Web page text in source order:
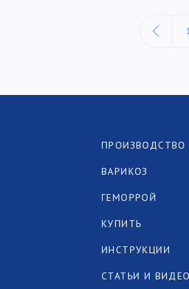
ПРОИЗВОДСТВО
ВАРИКОЗ
ГЕМОРРОЙ
КУПИТЬ
ИНСТРУКЦИИ
СТАТЬИ И ВИДЕО